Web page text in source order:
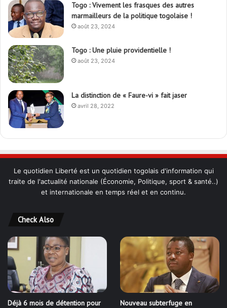
Togo : Vivement les frasques des autres
marmailleurs de la politique togolaise !
août 23, 2024
Togo : Une pluie providentielle !
août 23, 2024
La distinction de « Faure-vi » fait jaser
avril 28, 2022
Le quotidien Liberté est un quotidien togolais d'information qui
traite de l'actualité nationale (Économie, Politique, sport & santé..)
et internationale en temps réel et en continu.
Check Also
Déjà 6 mois de détention pour
Nouveau subterfuge en